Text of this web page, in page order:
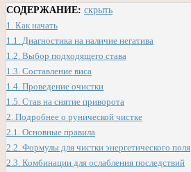
СОДЕРЖАНИЕ: скрыть
1. Как начать
1.1. Диагностика на наличие негатива
1.2. Выбор подходящего става
1.3. Составление виса
1.4. Проведение очистки
1.5. Став на снятие приворота
2. Подробнее о рунической чистке
2.1. Основные правила
2.2. Формулы для чистки энергетического поля
2.3. Комбинации для ослабления последствий